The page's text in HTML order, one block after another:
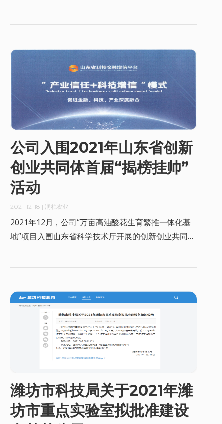
东润柏农业科技股份有限公司农业“走出去”“引进来”模
式获得重大贡献二等奖。
公司入围2021年山东省创新
创业共同体首届“揭榜挂帅”
活动
2021-12-18 | 润柏农业
2021年12月，公司“万亩高油酸花生育繁推一体化基
地”项目入围山东省科学技术厅开展的创新创业共同体
潍坊市科技局关于2021年潍
坊市重点实验室拟批准建设